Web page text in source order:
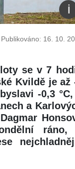
Publikováno: 16. 10.
se v 7
Kvildě je až
-0,3
a
ráno,